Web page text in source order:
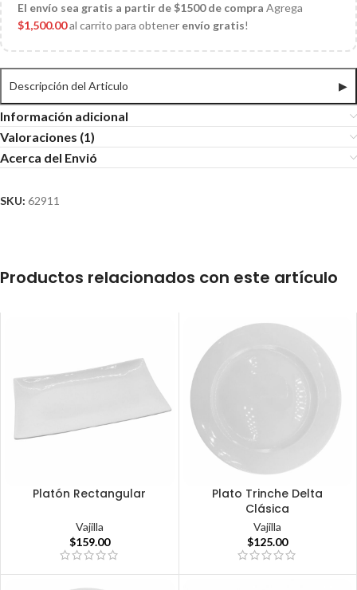
El envío sea gratis a partir de $1500 de compra Agrega
$1,500.00al carrito para obtener envío gratis!
Descripción del Articulo ▶
Información adicional
Valoraciones (1)
Acerca del Envió
SKU: 62911
Productos relacionados con este artículo
Platón Rectangular
Vajilla
$159.00
Plato Trinche Delta
Clásica
Vajilla
$125.00